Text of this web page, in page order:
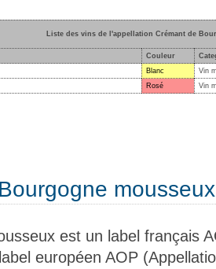
Liste des vins de l'appellation Crémant de
Couleur
Blanc
Vin
Rosé Vin
mousseux
est un label français
européen AOP